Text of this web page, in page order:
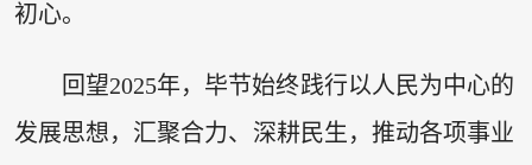
初心。
回望2025年，毕节始终践行以人民为中心的
发展思想，汇聚合力、深耕民生，推动各项事业